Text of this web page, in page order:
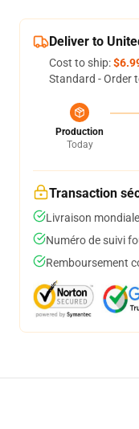
Deliver to
Cost to ship:
Standard - Order
Production
Today
Transaction
Livraison
Numéro de suivi
Remboursement